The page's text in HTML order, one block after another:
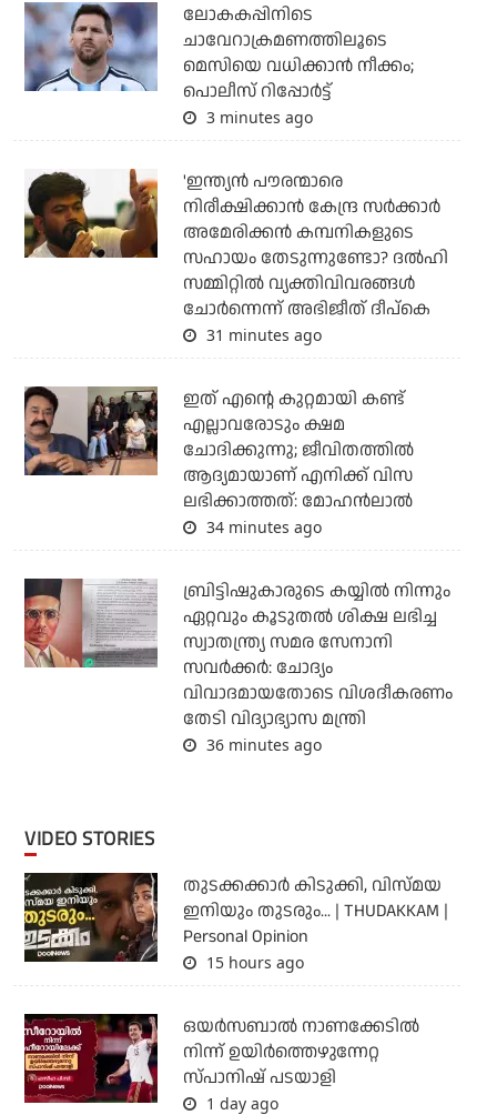
ലോകകപ്പിനിടെ
ചാവേറാക്രമണത്തിലൂടെ
മെസിയെ വധിക്കാന്‍ നീക്കം;
പൊലീസ് റിപ്പോര്‍ട്ട്
3 minutes ago
'ഇന്ത്യന്‍ പൗരന്മാരെ
നിരീക്ഷിക്കാന്‍ കേന്ദ്ര സര്‍ക്കാര്‍
അമേരിക്കന്‍ കമ്പനികളുടെ
സഹായം തേടുന്നുണ്ടോ? ദല്‍ഹി
സമ്മിറ്റില്‍ വ്യക്തിവിവരങ്ങള്‍
ചോര്‍ന്നെന്ന് അഭിജീത് ദീപ്‌കെ
31 minutes ago
ഇത് എന്റെ കുറ്റമായി കണ്ട്
എല്ലാവരോടും ക്ഷമ
ചോദിക്കുന്നു; ജീവിതത്തിൽ
ആദ്യമായാണ് എനിക്ക് വിസ
ലഭിക്കാത്തത്: മോഹൻലാൽ
34 minutes ago
ബ്രിട്ടിഷുകാരുടെ കയ്യില്‍ നിന്നും
ഏറ്റവും കൂടുതല്‍ ശിക്ഷ ലഭിച്ച
സ്വാതന്ത്ര്യ സമര സേനാനി
സവര്‍ക്കര്‍: ചോദ്യം
വിവാദമായതോടെ വിശദീകരണം
തേടി വിദ്യാഭ്യാസ മന്ത്രി
36 minutes ago
VIDEO STORIES
തുടക്കക്കാര്‍ കിടുക്കി, വിസ്മയ
ഇനിയും തുടരും... | THUDAKKAM |
Personal Opinion
15 hours ago
ഒയര്‍സബാൽ നാണക്കേടിൽ
നിന്ന് ഉയിർത്തെഴുന്നേറ്റ
സ്പാനിഷ് പടയാളി
1 day ago